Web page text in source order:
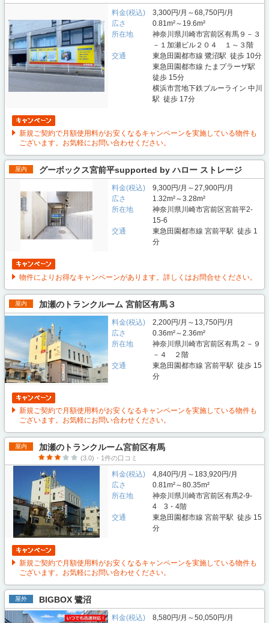
料金(税込)
3,300円/月～68,750円/月
広さ
0.81m²～19.6m²
所在地
神奈川県川崎市宮前区有馬９－３
－１加瀬ビル２０４ １～３階
交通
東急田園都市線 鷺沼駅 徒歩 10分
東急田園都市線 たまプラーザ駅
徒歩 15分
横浜市営地下鉄ブルーライン 中川
駅 徒歩 17分
新規ご契約で月額使用料がお安くなるキャンペーンを実施している物件も
ございます。お気軽にお問い合わせください。
屋内 グーボックス宮前平supported by ハロー ストレージ
料金(税込)
9,300円/月～27,900円/月
広さ
1.32m²～3.28m²
所在地
神奈川県川崎市宮前区宮前平2-
15-6
交通
東急田園都市線 宮前平駅 徒歩 1
分
物件によりお得なキャンペーンがあります。詳しくはお問合せください。
屋内 加瀬のトランクルーム 宮前区有馬３
料金(税込)
2,200円/月～13,750円/月
広さ
0.36m²～2.36m²
所在地
神奈川県川崎市宮前区有馬２－９
－４ ２階
交通
東急田園都市線 宮前平駅 徒歩 15
分
新規ご契約で月額使用料がお安くなるキャンペーンを実施している物件も
ございます。お気軽にお問い合わせください。
屋内 加瀬のトランクルーム宮前区有馬
(3.0)・1件の口コミ
料金(税込)
4,840円/月～183,920円/月
広さ
0.81m²～80.35m²
所在地
神奈川県川崎市宮前区有馬2-9-
4 3・4階
交通
東急田園都市線 宮前平駅 徒歩 15
分
新規ご契約で月額使用料がお安くなるキャンペーンを実施している物件も
ございます。お気軽にお問い合わせください。
屋外 BIGBOX 鷺沼
料金(税込)
8,580円/月～50,050円/月